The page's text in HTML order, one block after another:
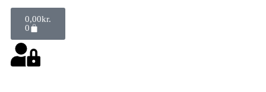
0,00kr.
0